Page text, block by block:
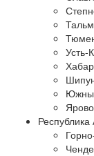
Усть-
Республика